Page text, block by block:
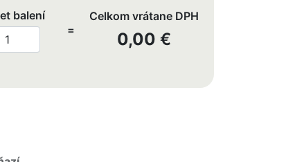
balení
=
Celkom vrátane DPH
0,00 €